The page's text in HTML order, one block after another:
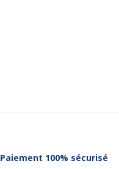
Paiement 100% sécurisé